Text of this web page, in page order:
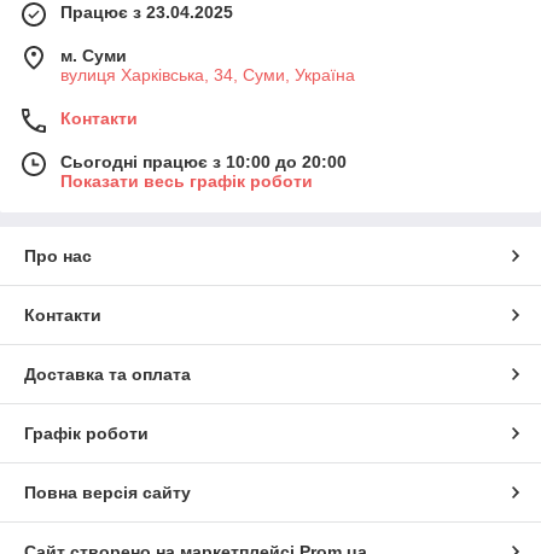
Працює з 23.04.2025
м. Суми
вулиця Харківська, 34, Суми, Україна
Контакти
Сьогодні працює з 10:00 до 20:00
Показати весь графік роботи
Про нас
Контакти
Доставка та оплата
Графік роботи
Повна версія сайту